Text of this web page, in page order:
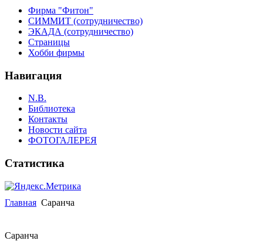
Фирма "Фитон"
СИММИТ (сотрудничество)
ЭКАДА (сотрудничество)
Страницы
Хобби фирмы
Навигация
N.B.
Библиотека
Контакты
Новости сайта
ФОТОГАЛЕРЕЯ
Статистика
Главная Саранча
Саранча